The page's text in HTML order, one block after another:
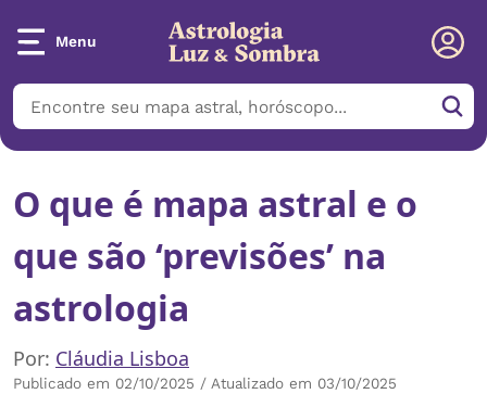
Menu
O que é mapa astral e o
que são ‘previsões’ na
astrologia
Por: Cláudia Lisboa
Publicado em 02/10/2025 / Atualizado em 03/10/2025